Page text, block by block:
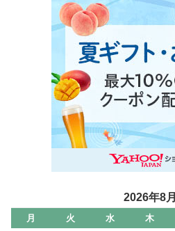
2026年8月
月 火 水 木